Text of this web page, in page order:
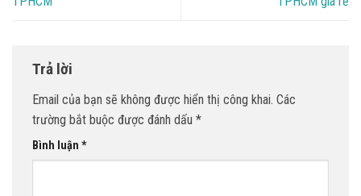
Trả lời
Email của bạn sẽ không được hiển thị công khai. Các
trường bắt buộc được đánh dấu *
Bình luận *